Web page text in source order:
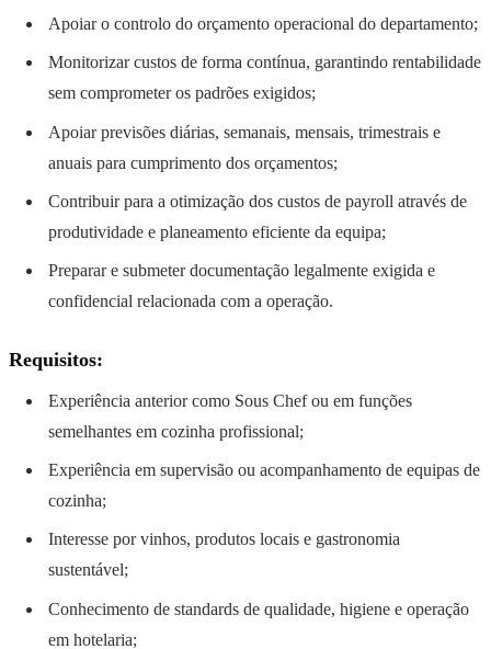
Apoiar o controlo do orçamento operacional do departamento;
Monitorizar custos de forma contínua, garantindo rentabilidade
sem comprometer os padrões exigidos;
Apoiar previsões diárias, semanais, mensais, trimestrais e
anuais para cumprimento dos orçamentos;
Contribuir para a otimização dos custos de payroll através de
produtividade e planeamento eficiente da equipa;
Preparar e submeter documentação legalmente exigida e
confidencial relacionada com a operação.
Requisitos:
Experiência anterior como Sous Chef ou em funções
semelhantes em cozinha profissional;
Experiência em supervisão ou acompanhamento de equipas de
cozinha;
Interesse por vinhos, produtos locais e gastronomia
sustentável;
Conhecimento de standards de qualidade, higiene e operação
em hotelaria;